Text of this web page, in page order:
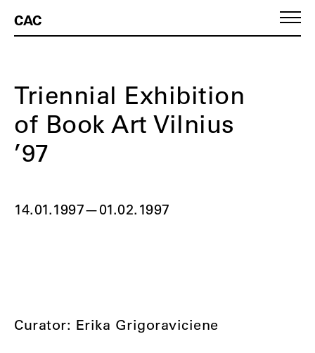
CAC
Triennial Exhibition
of Book Art Vilnius
’97
14.01.1997—01.02.1997
Curator: Erika Grigoraviciene